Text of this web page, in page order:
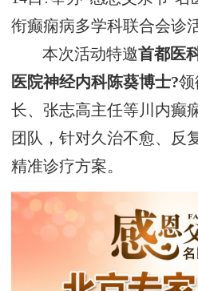
衔癫痫病多学科联合会诊
本次活动特邀首都医
医院神经内科陈葵博士?领
长、张志高主任等川内癫
团队，针对久治不愈、反
精准诊疗方案。